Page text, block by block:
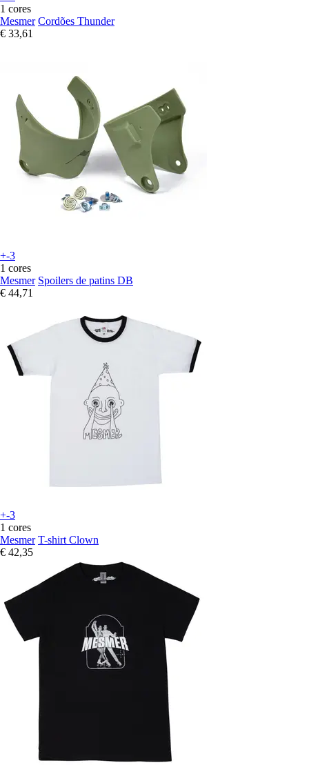
1 cores
Mesmer Cordões Thunder
€ 33,61
+-3
1 cores
Mesmer Spoilers de patins DB
€ 44,71
+-3
1 cores
Mesmer T-shirt Clown
€ 42,35